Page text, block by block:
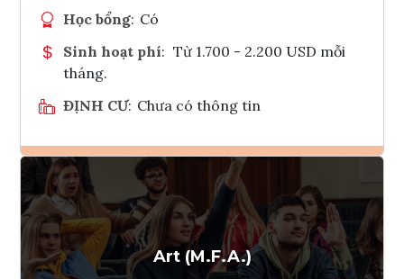
Học bổng: Có
Sinh hoạt phí: Từ 1.700 - 2.200 USD mỗi
tháng.
ĐỊNH CƯ: Chưa có thông tin
Ghi danh
Tham vấn Interlink
Art (M.F.A.)